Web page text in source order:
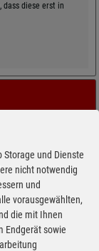
diese erst in
Storage und Dienste
nicht notwendig
und
vorausgewählten,
die mit Ihnen
Endgerät sowie